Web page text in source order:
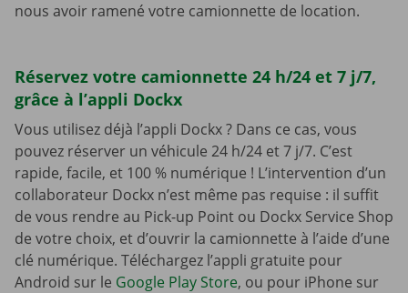
nous avoir ramené votre camionnette de location.
Réservez votre camionnette 24 h/24 et 7 j/7,
grâce à l’appli Dockx
Vous utilisez déjà l’appli Dockx ? Dans ce cas, vous
pouvez réserver un véhicule 24 h/24 et 7 j/7. C’est
rapide, facile, et 100 % numérique ! L’intervention d’un
collaborateur Dockx n’est même pas requise : il suffit
de vous rendre au Pick-up Point ou Dockx Service Shop
de votre choix, et d’ouvrir la camionnette à l’aide d’une
clé numérique. Téléchargez l’appli gratuite pour
Android sur le Google Play Store, ou pour iPhone sur